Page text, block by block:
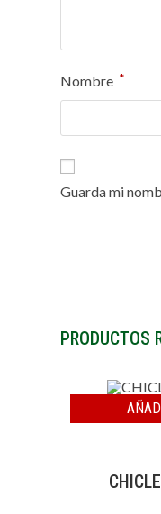
Nombre *
Guarda mi
PRODUCTOS